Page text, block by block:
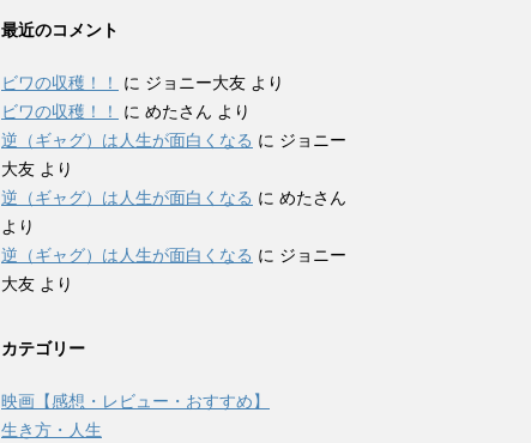
最近のコメント
ビワの収穫！！ に ジョニー大友 より
ビワの収穫！！
に めたさん より
逆（ギャグ）は人生が面白くなる に ジョニー
大友 より
逆（ギャグ）は人生が面白くなる に めたさん
より
逆（ギャグ）は人生が面白くなる に ジョニー
大友 より
カテゴリー
映画【感想・レビュー・おすすめ】
生き方・人生